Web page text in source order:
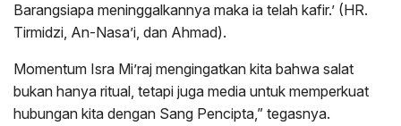
Barangsiapa meninggalkannya maka ia telah kafir.’ (HR.
Tirmidzi, An-Nasa’i, dan Ahmad).
Momentum Isra Mi’raj mengingatkan kita bahwa salat
bukan hanya ritual, tetapi juga media untuk memperkuat
hubungan kita dengan Sang Pencipta,” tegasnya.